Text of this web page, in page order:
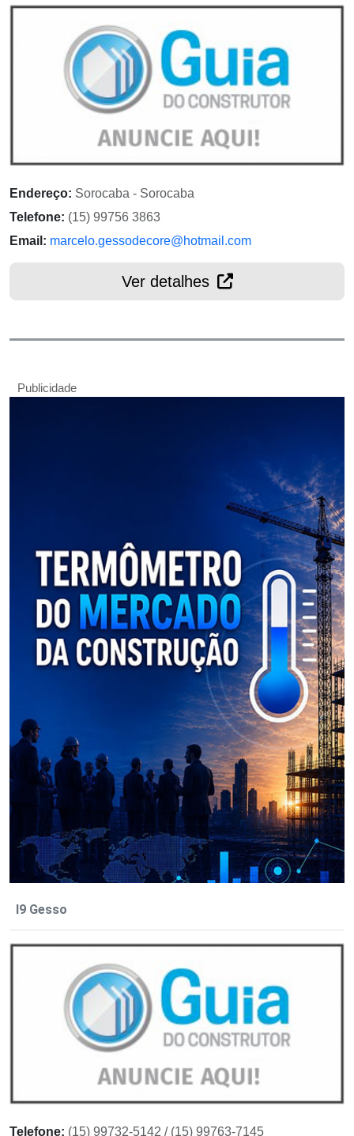
Endereço: Sorocaba - Sorocaba
Telefone: (15) 99756 3863
Email: marcelo.gessodecore@hotmail.com
Ver detalhes
Publicidade
I9 Gesso
Telefone: (15) 99732-5142 / (15) 99763-7145